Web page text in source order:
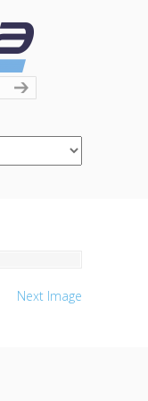
Next Image